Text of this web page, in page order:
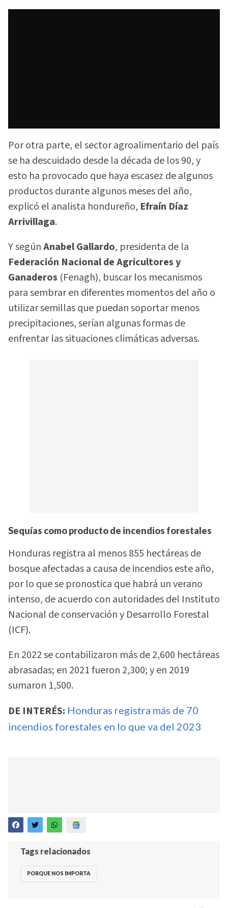
Por otra parte, el sector agroalimentario del país
se ha descuidado desde la década de los 90, y
esto ha provocado que haya escasez de algunos
productos durante algunos meses del año,
explicó el analista hondureño, Efraín Díaz
Arrivillaga.
Y segúnAnabel Gallardo, presidenta de la
Federación Nacional de Agricultores y
Ganaderos (Fenagh), buscar los mecanismos
para sembrar en diferentes momentos del año o
utilizar semillas que puedan soportar menos
precipitaciones, serían algunas formas de
enfrentar las situaciones climáticas adversas.
Sequías como producto de incendios forestales
Honduras registra al menos 855 hectáreas de
bosque afectadas a causa de incendios este año,
por lo que se pronostica que habrá un verano
intenso, de acuerdo con autoridades del Instituto
Nacional de conservación y Desarrollo Forestal
(ICF).
En 2022 se contabilizaron más de 2,600 hectáreas
abrasadas; en 2021 fueron 2,300; y en 2019
sumaron 1,500.
DE INTERÉS: Honduras registra más de 70
incendios forestales en lo que va del 2023
Tags relacionados
PORQUE NOS IMPORTA